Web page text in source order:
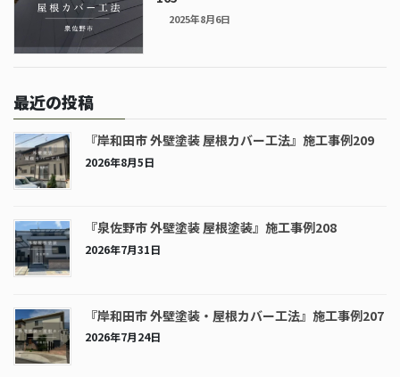
2025年8月6日
最近の投稿
『岸和田市 外壁塗装 屋根カバー工法』施工事例209
2026年8月5日
『泉佐野市 外壁塗装 屋根塗装』施工事例208
2026年7月31日
『岸和田市 外壁塗装・屋根カバー工法』施工事例207
2026年7月24日